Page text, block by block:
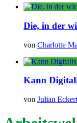
Die, in der
von Charlotte
Kann
von Julian Eckert